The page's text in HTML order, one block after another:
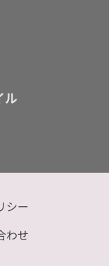
ル
シー
わせ